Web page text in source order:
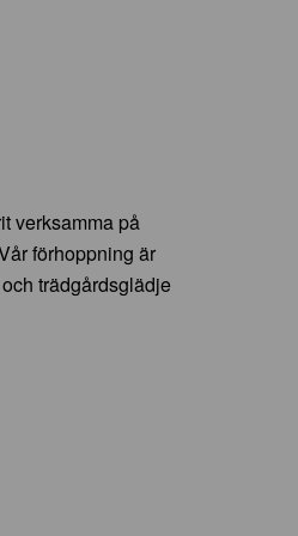
verksamma på
förhoppning är
trädgårdsglädje